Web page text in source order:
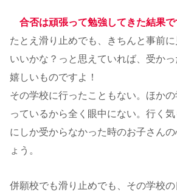
合否は頑張って勉強してきた結果で
たとえ滑り止めでも、きちんと事前
いいかな？っと思えていれば、受か
嬉しいものですよ！
その学校に行ったこともない。ほか
っているから全く眼中にない。行く
にしか受からなかった時のお子さん
ょう。
併願校でも滑り止めでも、その学校